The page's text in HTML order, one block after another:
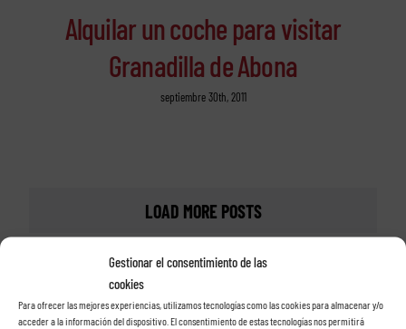
Gestionar el consentimiento de las
cookies
Para ofrecer las mejores experiencias, utilizamos tecnologías como las cookies para almacenar y/o
acceder a la información del dispositivo. El consentimiento de estas tecnologías nos permitirá
Alquilar un coche para visitar
Granadilla de Abona
septiembre 30th, 2011
LOAD MORE POSTS